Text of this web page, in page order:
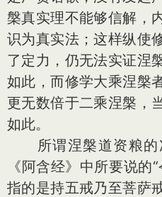
槃真实理不能够信解，
识为真实法；这样纵使
了定力，仍无法实证涅
如此，而修学大乘涅槃
更无数倍于二乘涅槃，
如此。
所谓涅槃道资粮的
《阿含经》中所要说的
指的是持五戒乃至菩萨